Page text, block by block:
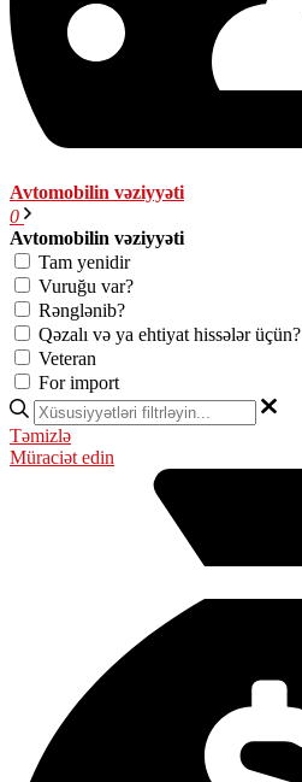
Avtomobilin vəziyyəti
0
Avtomobilin vəziyyəti
Tam yenidir
Vuruğu var?
Rənglənib?
Qəzalı və ya ehtiyat hissələr üçün?
Veteran
For import
Təmizlə
Müraciət edin